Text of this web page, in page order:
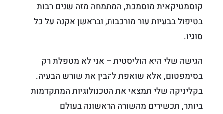
קוסמטיקאית מוסמכת, המתמחה מזה שנים רבות
בטיפול בבעיות עור מורכבות, ובראשן אקנה על כל
סוגיו.
הגישה שלי היא הוליסטית – אני לא מטפלת רק
בסימפטום, אלא שואפת להבין את שורש הבעיה.
בקליניקה שלי תמצאי את הטכנולוגיות המתקדמות
ביותר, תכשירים מהשורה הראשונה בעולם